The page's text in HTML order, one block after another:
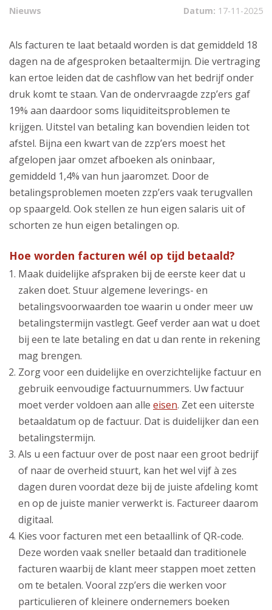
Nieuws Datum: 17-11-2025
Als facturen te laat betaald worden is dat gemiddeld 18
dagen na de afgesproken betaaltermijn. Die vertraging
kan ertoe leiden dat de cashflow van het bedrijf onder
druk komt te staan. Van de ondervraagde zzp’ers gaf
19% aan daardoor soms liquiditeitsproblemen te
krijgen. Uitstel van betaling kan bovendien leiden tot
afstel. Bijna een kwart van de zzp’ers moest het
afgelopen jaar omzet afboeken als oninbaar,
gemiddeld 1,4% van hun jaaromzet. Door de
betalingsproblemen moeten zzp’ers vaak terugvallen
op spaargeld. Ook stellen ze hun eigen salaris uit of
schorten ze hun eigen betalingen op.
Hoe worden facturen wél op tijd betaald?
Maak duidelijke afspraken bij de eerste keer dat u
zaken doet. Stuur algemene leverings- en
betalingsvoorwaarden toe waarin u onder meer uw
betalingstermijn vastlegt. Geef verder aan wat u doet
bij een te late betaling en dat u dan rente in rekening
mag brengen.
Zorg voor een duidelijke en overzichtelijke factuur en
gebruik eenvoudige factuurnummers. Uw factuur
moet verder voldoen aan alle eisen. Zet een uiterste
betaaldatum op de factuur. Dat is duidelijker dan een
betalingstermijn.
Als u een factuur over de post naar een groot bedrijf
of naar de overheid stuurt, kan het wel vijf à zes
dagen duren voordat deze bij de juiste afdeling komt
en op de juiste manier verwerkt is. Factureer daarom
digitaal.
Kies voor facturen met een betaallink of QR-code.
Deze worden vaak sneller betaald dan traditionele
facturen waarbij de klant meer stappen moet zetten
om te betalen. Vooral zzp’ers die werken voor
particulieren of kleinere ondernemers boeken